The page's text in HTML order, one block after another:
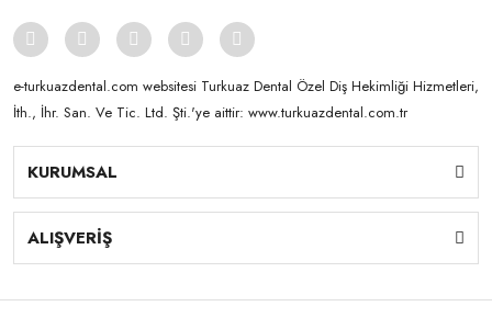
New Ace & Naperce - O2 Formu - (1 Kutu = 4 Takım) NW0.5
e-turkuazdental.com websitesi Turkuaz Dental Özel Diş Hekimliği Hizmetleri,
İth., İhr. San. Ve Tic. Ltd. Şti.'ye aittir: www.turkuazdental.com.tr
KURUMSAL
ALIŞVERİŞ